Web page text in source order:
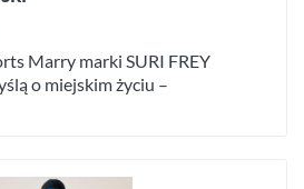
Marry marki SURI FREY
o miejskim życiu –